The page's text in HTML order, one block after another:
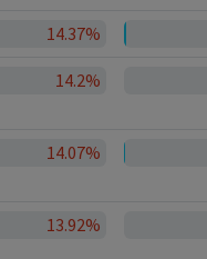
14.37%
14.2%
14.07%
13.92%